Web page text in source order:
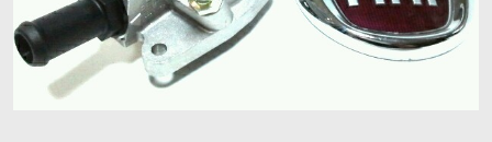
2015 –
2022
Modeller
Doblo